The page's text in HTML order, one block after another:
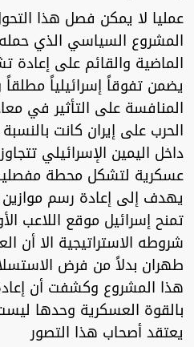
عمليا لا يمكن فصل هذا
المشروع السياسي الذي
الماضية والقائم على إعادة
يضمن تفوقاً إسرائيلياً
المنافسة على التأثير في
الحرب على إيران كانت
داخل اليمين الإسرائيلي
عسكرية لتشكل محطة
يهدف إلى إعادة رسم موازين
تمنح إسرائيل موقع اللاعب
شروطه الاستراتيجية الا أن
طهران بدلاً من فرض
هذا المشروع وكشفت أن
بالقوة العسكرية وحدها
يعتقد أصحاب هذا التصور